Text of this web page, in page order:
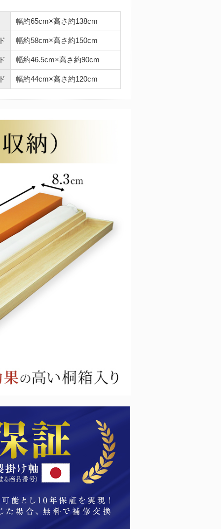
幅約65cm×高さ約138cm
幅約58cm×高さ約150cm
幅約46.5cm×高さ約90cm
幅約44cm×高さ約120cm